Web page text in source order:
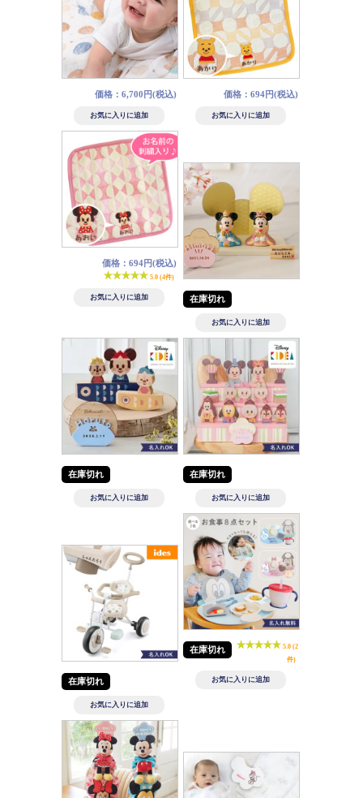
価格：6,700円(税込) 価格：694円(税込)
価格：694円(税込)
5.0 (4件)
在庫切れ
在庫切れ 在庫切れ
在庫切れ
在庫切れ
5.0 (2
件)